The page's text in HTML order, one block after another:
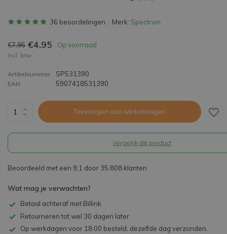
36 beoordelingen Merk: Spectrum
€7,95 €4,95 Op voorraad
Incl. btw
Artikelnummer SP531390
EAN 5907418531390
Toevoegen aan winkelwagen
Vergelijk dit product
Beoordeeld met een 9,1 door 35.808 klanten
Wat mag je verwachten?
Betaal achteraf met Billink
Retourneren tot wel 30 dagen later
Op werkdagen voor 18:00 besteld, dezelfde dag verzonden.